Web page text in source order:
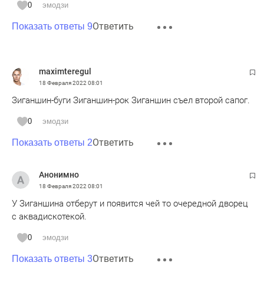
0 эмодзи
Показать ответы 9Ответить
maximteregul
18 Февраля 2022 08:01
Зиганшин-буги Зиганшин-рок Зиганшин съел второй сапог.
0 эмодзи
Показать ответы 2Ответить
Анонимно
18 Февраля 2022 08:01
У Зиганшина отберут и появится чей то очередной дворец
с аквадискотекой.
0 эмодзи
Показать ответы 3Ответить